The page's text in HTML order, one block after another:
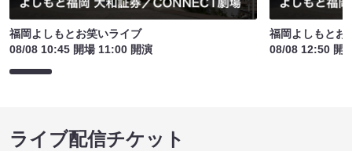
福岡よしもとお笑いライブ
08/08 10:45 開場 11:00 開演
福岡よしもとお
08/08 12:50 開
ライブ配信チケット